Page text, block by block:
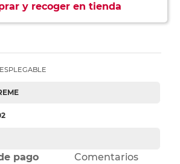
y recoger en tienda
pago Comentarios